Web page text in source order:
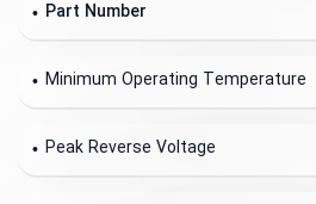
Part Number
Minimum Operating Temperature
Peak Reverse Voltage